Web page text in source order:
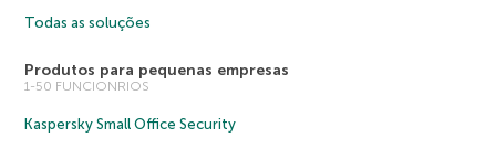
Todas as soluções
Produtos para pequenas empresas
1-50 FUNCIONRIOS
Kaspersky Small Office Security